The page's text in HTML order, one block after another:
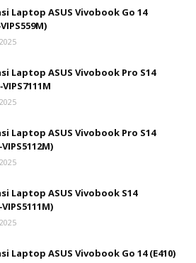
Laptop ASUS Vivobook Go 14
Laptop ASUS Vivobook Pro S14
Laptop ASUS Vivobook Pro S14
Laptop ASUS Vivobook S14
Laptop ASUS Vivobook Go 14 (E410)